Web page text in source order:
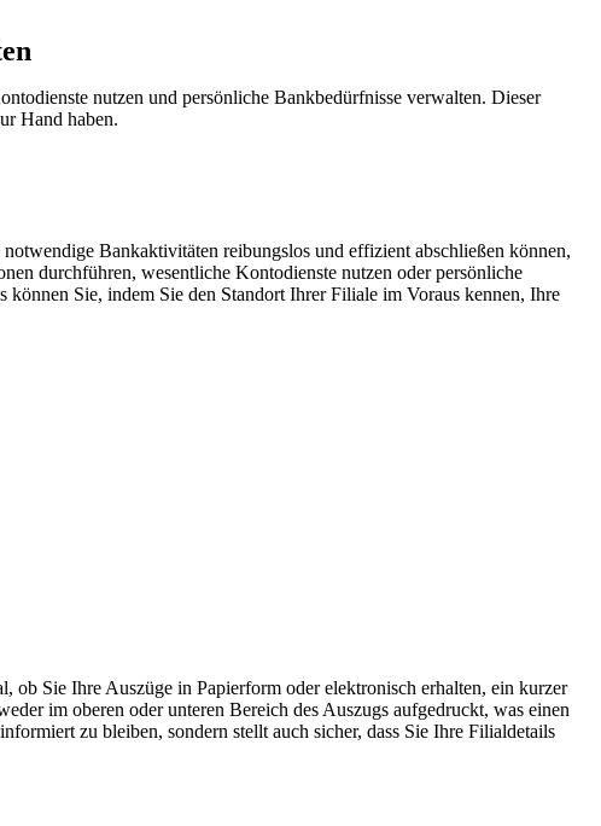
nutzen und persönliche Bankbedürfnisse verwalten. Dieser
Hand haben.
Bankaktivitäten reibungslos und effizient abschließen können,
durchführen, wesentliche Kontodienste nutzen oder persönliche
Sie, indem Sie den Standort Ihrer Filiale im Voraus kennen, Ihre
ob Sie Ihre Auszüge in Papierform oder elektronisch erhalten, ein kurzer
im oberen oder unteren Bereich des Auszugs aufgedruckt, was einen
zu bleiben, sondern stellt auch sicher, dass Sie Ihre Filialdetails